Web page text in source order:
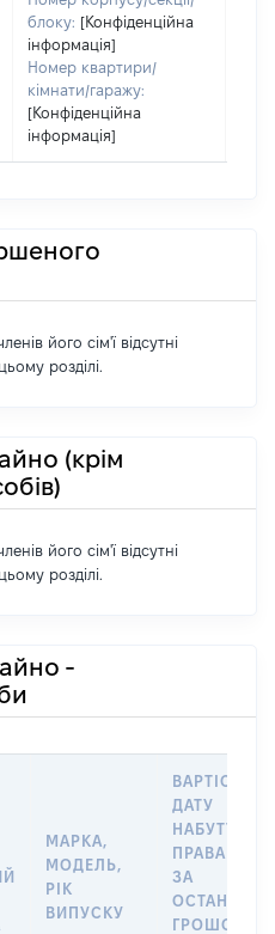
блоку: [Конфіденційна
інформація]
Номер квартири/
кімнати/гаражу:
[Конфіденційна
інформація]
його сім'ї відсутні
розділі.
(крім
його сім'ї відсутні
розділі.
-
МАРКА,
МОДЕЛЬ,
РІК
ВИПУСКУ
ВАРТІСТЬ
ДАТУ
НАБУТТЯ
ПРАВА АБО
ЗА
ГРОШОВОЮ